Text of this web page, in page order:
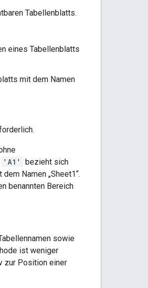
Tabellenblatts.
eines Tabellenblatts
mit dem Namen
'A1'
bezieht sich
Namen „Sheet1“.
benannten Bereich
sowie
ist weniger
zur Position einer